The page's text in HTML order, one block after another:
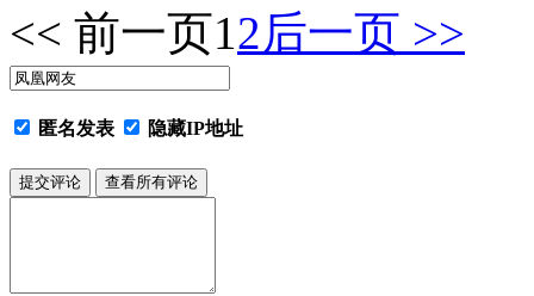
<< 前一页12后一页 >>
匿名发表 隐藏IP地址